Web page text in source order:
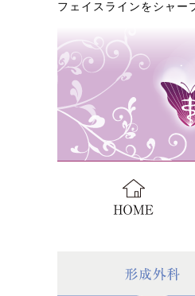
フェイスラインをシャー